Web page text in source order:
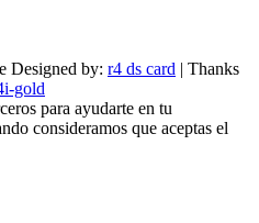
Designed by: r4 ds card | Thanks
gold
para ayudarte en tu
consideramos que aceptas el